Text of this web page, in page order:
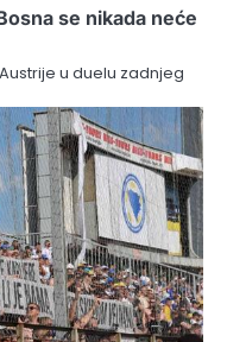
se nikada neće
u duelu zadnjeg